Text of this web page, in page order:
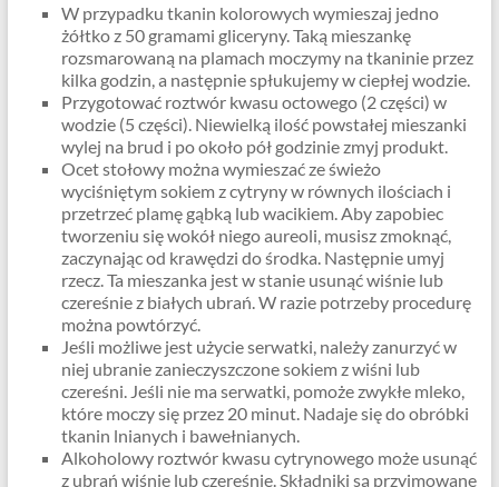
W przypadku tkanin kolorowych wymieszaj jedno
żółtko z 50 gramami gliceryny. Taką mieszankę
rozsmarowaną na plamach moczymy na tkaninie przez
kilka godzin, a następnie spłukujemy w ciepłej wodzie.
Przygotować roztwór kwasu octowego (2 części) w
wodzie (5 części). Niewielką ilość powstałej mieszanki
wylej na brud i po około pół godzinie zmyj produkt.
Ocet stołowy można wymieszać ze świeżo
wyciśniętym sokiem z cytryny w równych ilościach i
przetrzeć plamę gąbką lub wacikiem. Aby zapobiec
tworzeniu się wokół niego aureoli, musisz zmoknąć,
zaczynając od krawędzi do środka. Następnie umyj
rzecz. Ta mieszanka jest w stanie usunąć wiśnie lub
czereśnie z białych ubrań. W razie potrzeby procedurę
można powtórzyć.
Jeśli możliwe jest użycie serwatki, należy zanurzyć w
niej ubranie zanieczyszczone sokiem z wiśni lub
czereśni. Jeśli nie ma serwatki, pomoże zwykłe mleko,
które moczy się przez 20 minut. Nadaje się do obróbki
tkanin lnianych i bawełnianych.
Alkoholowy roztwór kwasu cytrynowego może usunąć
z ubrań wiśnie lub czereśnie. Składniki są przyjmowane